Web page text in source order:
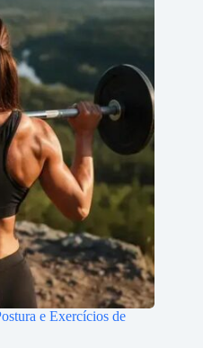
e Exercícios de